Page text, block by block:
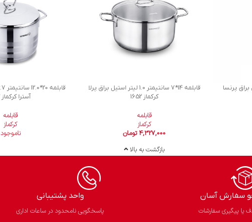
براق پرنسا
قابلمه 14*7 سانتیمتر 1.0 لیتر استیل براق پرلا
کرکماز 1652
قابلمه
کرکماز
4,327,000 تومان
آسترا کرکماز 1902
قابلمه
کرکماز
ناموجود
بازگشت به بالا
سفارش آسان​
یا پیگیری سفارشات
واحد پشتیبانی
پاسخگویی نامحدود در ساعات اداری